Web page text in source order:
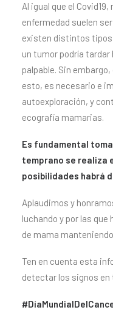
Al igual que el
enfermedad suelen
existen distintos tipos
un tumor podría
palpable. Sin
esto, es necesario e
autoexploración, y
ecografía mamarias.
Es fundamental
temprano se realiza
posibilidades habrá
Aplaudimos y
luchando y por las
de mama
Ten en cuenta esta
detectar los signos en